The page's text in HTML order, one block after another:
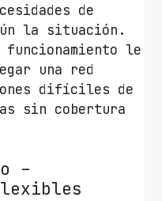
de
la situación.
funcionamiento le
una red
difíciles de
sin cobertura
–